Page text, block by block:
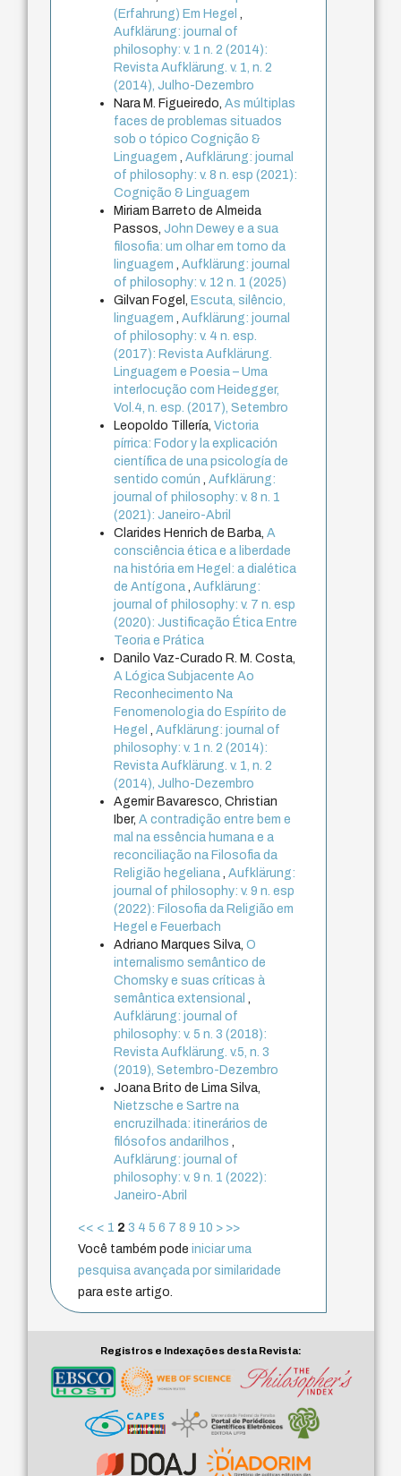
(Erfahrung) Em Hegel
Aufklärung: journal of
philosophy: v. 1 n. 2 (2014):
Revista Aufklärung. v. 1, n. 2
(2014), Julho-Dezembro
Nara M. Figueiredo,As múltiplas
faces de problemas situados
sob o tópico Cognição &
Linguagem
,Aufklärung: journal
of philosophy: v. 8 n. esp (2021):
Cognição & Linguagem
Miriam Barreto de Almeida
Passos,John Dewey e a sua
filosofia: um olhar em torno da
linguagem
,Aufklärung: journal
of philosophy: v. 12 n. 1 (2025)
Gilvan Fogel,
Escuta, silêncio,
linguagem
,Aufklärung: journal
of philosophy: v. 4 n. esp.
(2017): Revista Aufklärung.
Linguagem e Poesia – Uma
interlocução com Heidegger,
Vol.4, n. esp. (2017), Setembro
Leopoldo Tillería,Victoria
pírrica: Fodor y la explicación
científica de una psicología de
sentido común
,Aufklärung:
journal of philosophy: v. 8 n. 1
(2021): Janeiro-Abril
Clarides Henrich de Barba,A
consciência ética e a liberdade
na história em Hegel: a dialética
de Antígona ,Aufklärung:
journal of philosophy: v. 7 n. esp
(2020): Justificação Ética Entre
Teoria e Prática
Danilo Vaz-Curado R. M. Costa,
A Lógica Subjacente Ao
Reconhecimento Na
Fenomenologia do Espírito de
Hegel
,Aufklärung: journal of
philosophy: v. 1 n. 2 (2014):
Revista Aufklärung. v. 1, n. 2
(2014), Julho-Dezembro
Agemir Bavaresco, Christian
Iber,A contradição entre bem e
mal na essência humana e a
reconciliação na Filosofia da
Religião hegeliana ,Aufklärung:
journal of philosophy: v. 9 n. esp
(2022): Filosofia da Religião em
Hegel e Feuerbach
Adriano Marques Silva,O
internalismo semântico de
Chomsky e suas críticas à
semântica extensional
Aufklärung: journal of
philosophy: v. 5 n. 3 (2018):
Revista Aufklärung. v.5, n. 3
(2019), Setembro-Dezembro
Joana Brito de Lima Silva,
Nietzsche e Sartre na
encruzilhada: itinerários de
filósofos andarilhos
Aufklärung: journal of
philosophy: v. 9 n. 1 (2022):
Janeiro-Abril
<< < 1 2 3 4 5 6 7 8 9 10 > >>
Você também podeiniciar uma
pesquisa avançada por similaridade
para este artigo.
Registros e Indexações desta Revista: